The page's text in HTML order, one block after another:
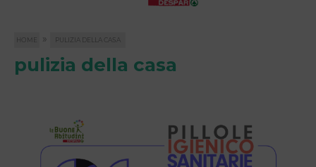
HOME » PULIZIA DELLA CASA
pulizia della casa